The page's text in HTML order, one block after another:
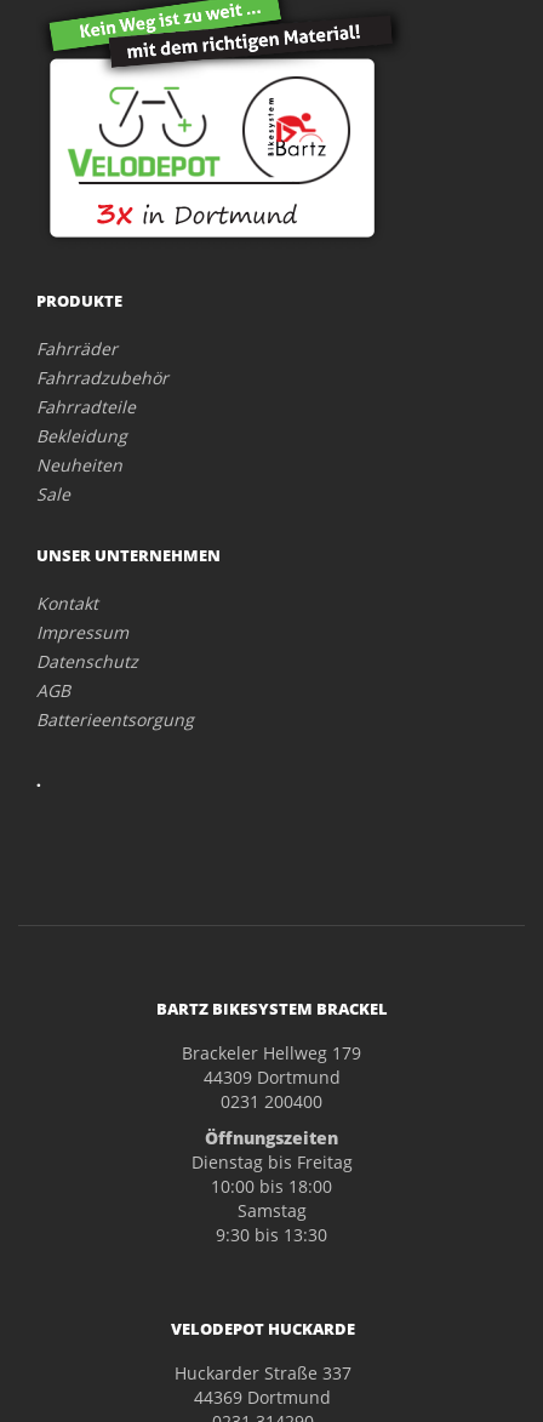
PRODUKTE
Fahrräder
Fahrradzubehör
Fahrradteile
Bekleidung
Neuheiten
Sale
UNSER UNTERNEHMEN
Kontakt
Impressum
Datenschutz
AGB
Batterieentsorgung
.
BARTZ BIKESYSTEM BRACKEL
Brackeler Hellweg 179
44309 Dortmund
0231 200400
Öffnungszeiten
Dienstag bis Freitag
10:00 bis 18:00
Samstag
9:30 bis 13:30
VELODEPOT HUCKARDE
Huckarder Straße 337
44369 Dortmund